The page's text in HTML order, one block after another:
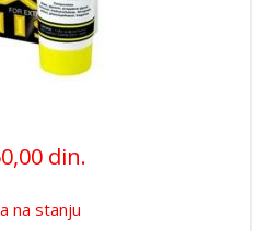
din.
na stanju